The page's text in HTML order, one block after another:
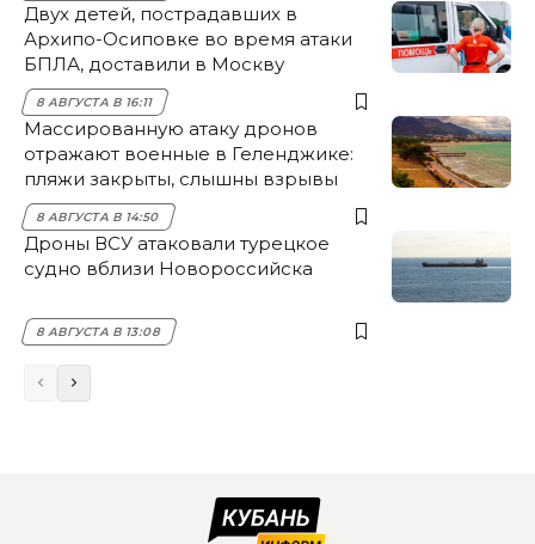
Двух детей, пострадавших в
Архипо-Осиповке во время атаки
БПЛА, доставили в Москву
8 АВГУСТА В 16:11
Массированную атаку дронов
отражают военные в Геленджике:
пляжи закрыты, слышны взрывы
8 АВГУСТА В 14:50
Дроны ВСУ атаковали турецкое
судно вблизи Новороссийска
8 АВГУСТА В 13:08